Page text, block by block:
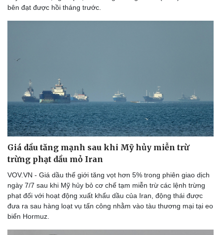
Giá dầu tăng mạnh sau khi Mỹ hủy miễn trừ
trừng phạt dầu mỏ Iran
VOV.VN - Giá dầu thế giới tăng vọt hơn 5% trong phiên giao dịch
ngày 7/7 sau khi Mỹ hủy bỏ cơ chế tạm miễn trừ các lệnh trừng
phạt đối với hoạt động xuất khẩu dầu của Iran, động thái được
đưa ra sau hàng loạt vụ tấn công nhằm vào tàu thương mại tại eo
biển Hormuz.